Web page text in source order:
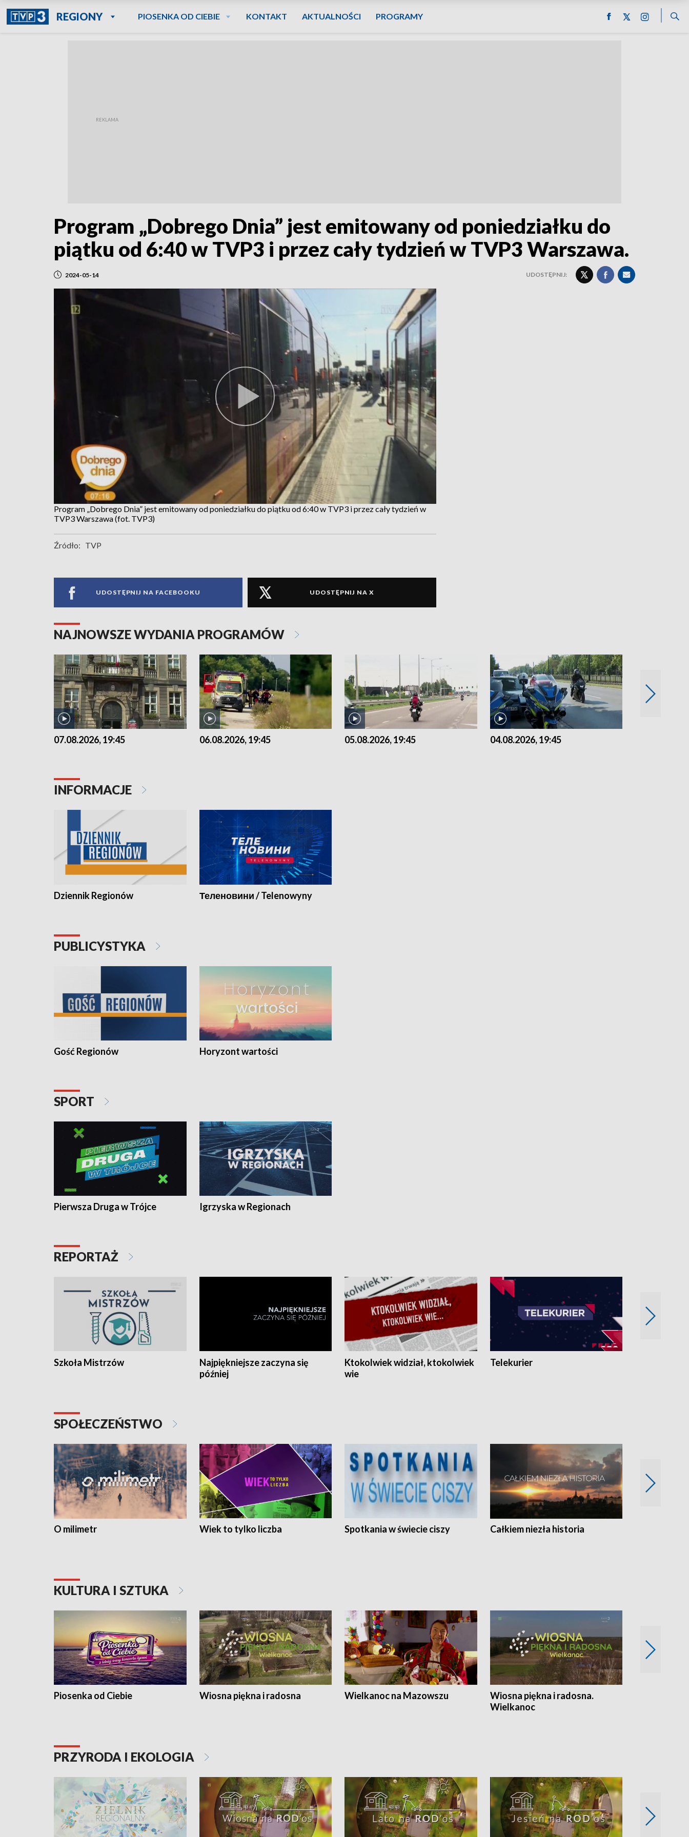
REGIONY PIOSENKA OD CIEBIE KONTAKT AKTUALNOŚCI PROGRAMY
Program „Dobrego Dnia” jest emitowany od poniedziałku do
piątku od 6:40 w TVP3 i przez cały tydzień w TVP3 Warszawa.
2024-05-14 UDOSTĘPNIJ:
Program „Dobrego Dnia” jest emitowany od poniedziałku do piątku od 6:40 w TVP3 i przez cały tydzień w
TVP3 Warszawa (fot. TVP3)
Źródło: TVP
UDOSTĘPNIJ NA FACEBOOKU UDOSTĘPNIJ NA X
NAJNOWSZE WYDANIA PROGRAMÓW
07.08.2026, 19:45 06.08.2026, 19:45 05.08.2026, 19:45 04.08.2026, 19:45
INFORMACJE
Dziennik Regionów Теленовини / Telenowyny
PUBLICYSTYKA
Gość Regionów Horyzont wartości
SPORT
Pierwsza Druga w Trójce Igrzyska w Regionach
REPORTAŻ
Szkoła Mistrzów
Najpiękniejsze zaczyna się
później
Ktokolwiek widział, ktokolwiek
wie
Telekurier
SPOŁECZEŃSTWO
O milimetr Wiek to tylko liczba Spotkania w świecie ciszy Całkiem niezła historia
KULTURA I SZTUKA
Piosenka od Ciebie Wiosna piękna i radosna Wielkanoc na Mazowszu
Wiosna piękna i radosna.
Wielkanoc
PRZYRODA I EKOLOGIA